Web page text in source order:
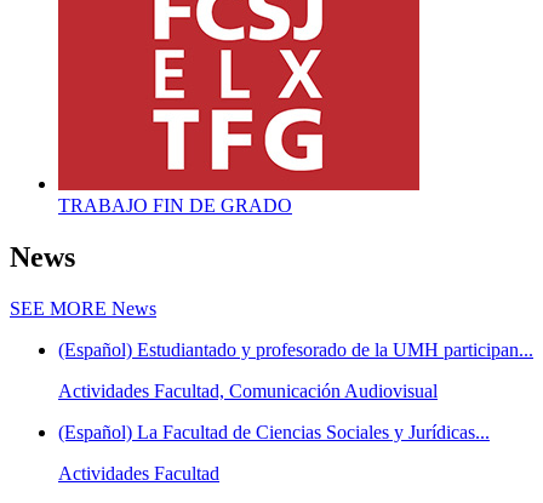
TRABAJO FIN DE GRADO
News
SEE MORE News
(Español) Estudiantado y profesorado de la UMH participan...
Actividades Facultad, Comunicación Audiovisual
(Español) La Facultad de Ciencias Sociales y Jurídicas...
Actividades Facultad